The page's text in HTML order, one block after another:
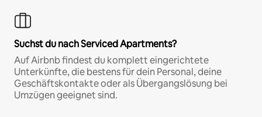
Suchst du nach Serviced Apartments?
Auf Airbnb findest du komplett eingerichtete
Unterkünfte, die bestens für dein Personal, deine
Geschäftskontakte oder als Übergangslösung bei
Umzügen geeignet sind.